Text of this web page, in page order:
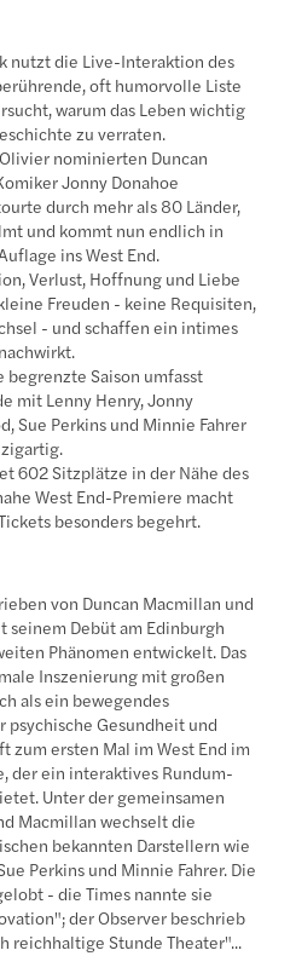
nutzt die Live-Interaktion des
oft humorvolle Liste
warum das Leben wichtig
zu verraten.
nominierten Duncan
Jonny Donahoe
durch mehr als 80 Länder,
und kommt nun endlich in
ins West End.
Verlust, Hoffnung und Liebe
Freuden - keine Requisiten,
- und schaffen ein intimes
begrenzte Saison umfasst
mit Lenny Henry, Jonny
Sue Perkins und Minnie Fahrer
602 Sitzplätze in der Nähe des
West End-Premiere macht
besonders begehrt.
von Duncan Macmillan und
seinem Debüt am Edinburgh
Phänomen entwickelt. Das
Inszenierung mit großen
als ein bewegendes
psychische Gesundheit und
zum ersten Mal im West End im
der ein interaktives Rundum-
Unter der gemeinsamen
Macmillan wechselt die
bekannten Darstellern wie
Perkins und Minnie Fahrer. Die
- die Times nannte sie
der Observer beschrieb
reichhaltige Stunde Theater"...